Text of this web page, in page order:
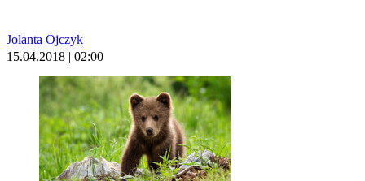
Jolanta Ojczyk
15.04.2018 | 02:00